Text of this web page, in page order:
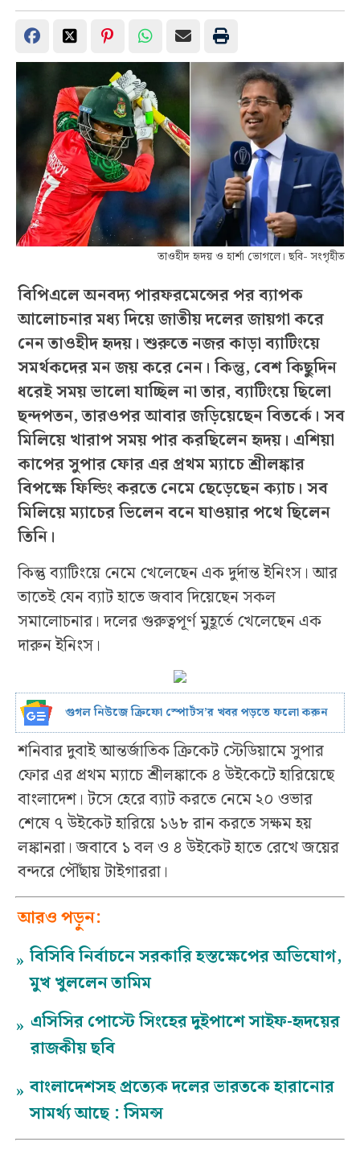
তাওহীদ হৃদয় ও হার্শা ভোগলে। ছবি- সংগৃহীত
বিপিএলে অনবদ্য পারফরমেন্সের পর ব্যাপক
আলোচনার মধ্য দিয়ে জাতীয় দলের জায়গা করে
নেন তাওহীদ হৃদয়। শুরুতে নজর কাড়া ব্যাটিংয়ে
সমর্থকদের মন জয় করে নেন। কিন্তু, বেশ কিছুদিন
ধরেই সময় ভালো যাচ্ছিল না তার, ব্যাটিংয়ে ছিলো
ছন্দপতন, তারওপর আবার জড়িয়েছেন বিতর্কে। সব
মিলিয়ে খারাপ সময় পার করছিলেন হৃদয়। এশিয়া
কাপের সুপার ফোর এর প্রথম ম্যাচে শ্রীলঙ্কার
বিপক্ষে ফিল্ডিং করতে নেমে ছেড়েছেন ক্যাচ। সব
মিলিয়ে ম্যাচের ভিলেন বনে যাওয়ার পথে ছিলেন
তিনি।
কিন্তু ব্যাটিংয়ে নেমে খেলেছেন এক দুর্দান্ত ইনিংস। আর
তাতেই যেন ব্যাট হাতে জবাব দিয়েছেন সকল
সমালোচনার। দলের গুরুত্বপূর্ণ মুহূর্তে খেলেছেন এক
দারুন ইনিংস।
গুগল নিউজে ক্রিফো স্পোর্টস’র খবর পড়তে ফলো করুন
শনিবার দুবাই আন্তর্জাতিক ক্রিকেট স্টেডিয়ামে সুপার
ফোর এর প্রথম ম্যাচে শ্রীলঙ্কাকে ৪ উইকেটে হারিয়েছে
বাংলাদেশ। টসে হেরে ব্যাট করতে নেমে ২০ ওভার
শেষে ৭ উইকেট হারিয়ে ১৬৮ রান করতে সক্ষম হয়
লঙ্কানরা। জবাবে ১ বল ও ৪ উইকেট হাতে রেখে জয়ের
বন্দরে পৌঁছায় টাইগাররা।
আরও পড়ুন:
» বিসিবি নির্বাচনে সরকারি হস্তক্ষেপের অভিযোগ,
মুখ খুললেন তামিম
» এসিসির পোস্টে সিংহের দুইপাশে সাইফ-হৃদয়ের
রাজকীয় ছবি
» বাংলাদেশসহ প্রত্যেক দলের ভারতকে হারানোর
সামর্থ্য আছে : সিমন্স